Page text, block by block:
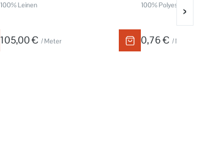
100% Leinen
105,00 € / Meter
100% Polyester
0,76 € / Meter
›